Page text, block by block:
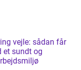
vejle: sådan får
et sundt og